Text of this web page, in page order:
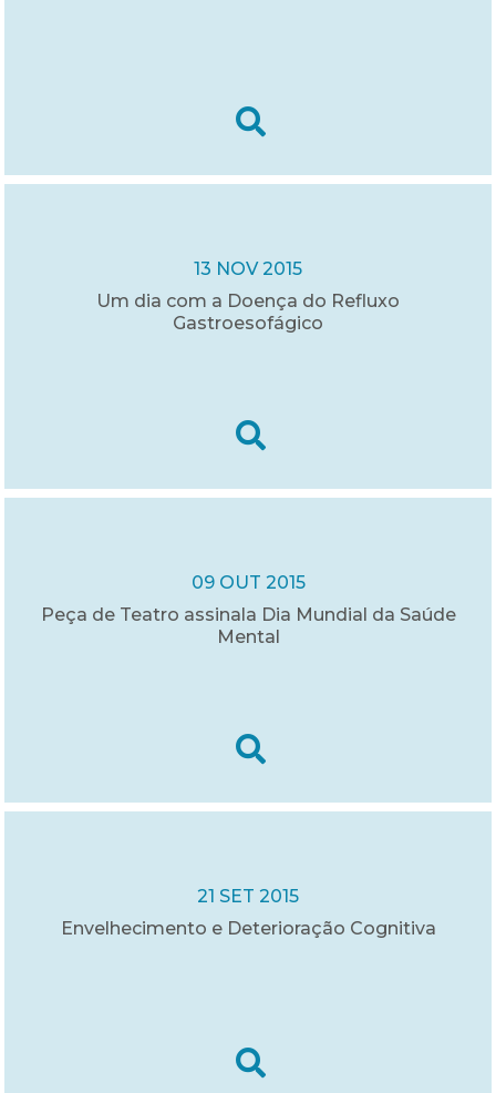
13 NOV 2015
Um dia com a Doença do Refluxo
Gastroesofágico
09 OUT 2015
Peça de Teatro assinala Dia Mundial da Saúde
Mental
21 SET 2015
Envelhecimento e Deterioração Cognitiva